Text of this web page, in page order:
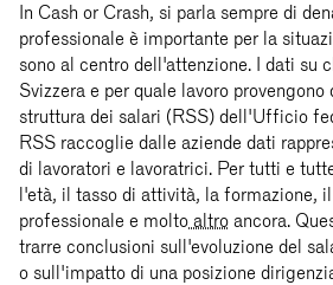
In Cash or Crash, si parla sempre di
professionale è importante per la
sono al centro dell'attenzione. I dati su
Svizzera e per quale lavoro
struttura dei salari (RSS) dell'Ufficio
RSS raccoglie dalle aziende dati
di lavoratori e lavoratrici. Per tutti e
l'età, il tasso di attività, la formazione,
professionale e molto altro ancora.
trarre conclusioni sull'evoluzione del
o sull'impatto di una posizione